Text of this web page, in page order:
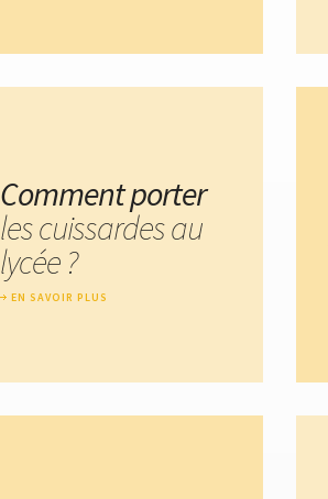
Comment porter
les cuissardes au
lycée ?
EN SAVOIR PLUS